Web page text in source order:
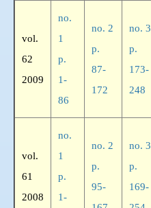
vol.
62
2009
no.
1
p.
1-
86
no. 2
p.
87-
172
no. 3
p.
173-
248
vol.
61
2008
no.
1
p.
1-
no. 2
p.
95-
no. 3
p.
169-